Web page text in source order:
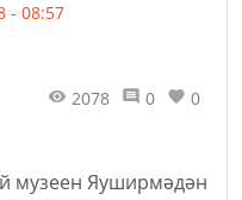
- 08:57
2078 0 0